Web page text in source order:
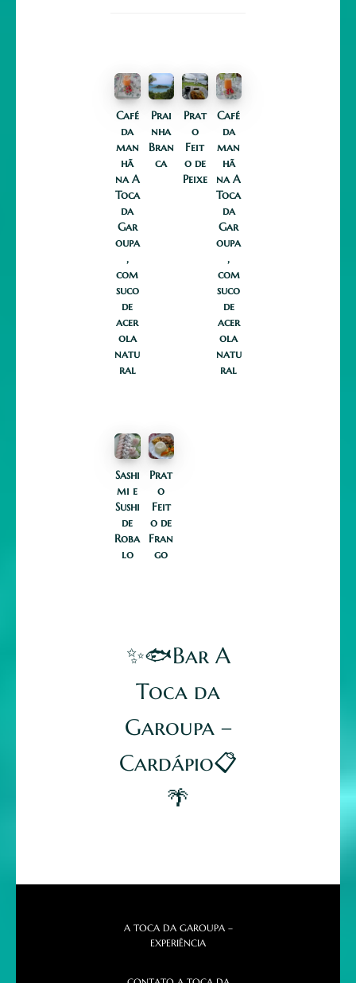
Café
da
man
hã
na A
Toca
da
Gar
oupa
,
com
suco
de
acer
ola
natu
ral
Prai
nha
Bran
ca
Prat
o
Feit
o de
Peixe
Café
da
man
hã
na A
Toca
da
Gar
oupa
,
com
suco
de
acer
ola
natu
ral
Sashi
mi e
Sushi
de
Roba
lo
Prat
o
Feit
o de
Fran
go
✨🐟Bar A
Toca da
Garoupa –
Cardápio📋
🌴
A TOCA DA GAROUPA –
EXPERIÊNCIA